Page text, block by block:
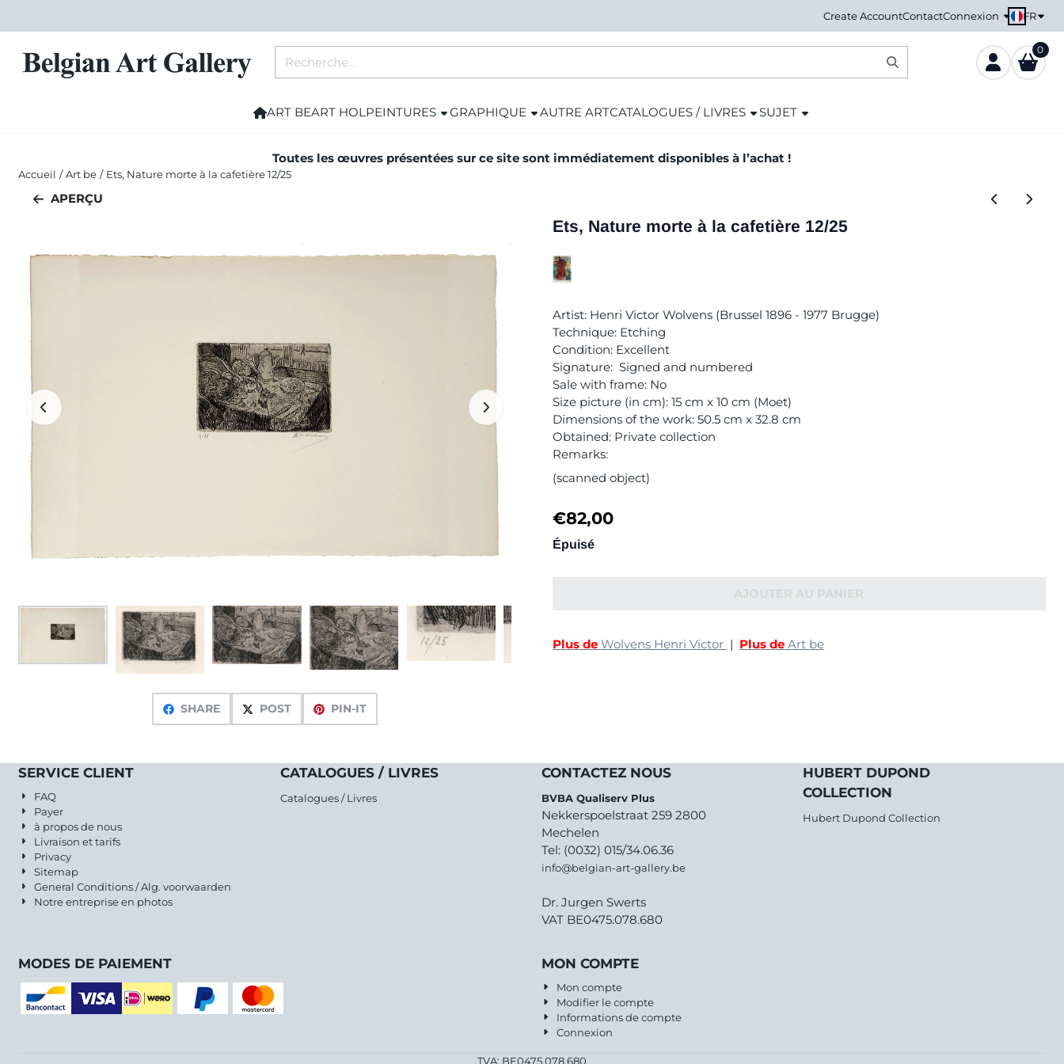
Create AccountContactConnexion FR
0
ART BEART HOLPEINTURES GRAPHIQUE AUTRE ARTCATALOGUES / LIVRES SUJET
Toutes les œuvres présentées sur ce site sont immédiatement disponibles à l’achat !
Accueil / Art be / Ets, Nature morte à la cafetière 12/25
APERÇU
SHARE POST PIN-IT
Ets, Nature morte à la cafetière 12/25
Artist: Henri Victor Wolvens (Brussel 1896 - 1977 Brugge)
Technique: Etching
Condition: Excellent
Signature: Signed and numbered
Sale with frame: No
Size picture (in cm): 15 cm x 10 cm (Moet)
Dimensions of the work: 50.5 cm x 32.8 cm
Obtained: Private collection
Remarks:
(scanned object)
€82,00
Épuisé
Plus de Wolvens Henri Victor | Plus de Art be
SERVICE CLIENT
FAQ
Payer
à propos de nous
Livraison et tarifs
Privacy
Sitemap
General Conditions / Alg. voorwaarden
Notre entreprise en photos
CATALOGUES / LIVRES
Catalogues / Livres
CONTACTEZ NOUS
BVBA Qualiserv Plus
Nekkerspoelstraat 259 2800
Mechelen
Tel: (0032) 015/34.06.36
info@belgian-art-gallery.be
Dr. Jurgen Swerts
VAT BE0475.078.680
HUBERT DUPOND
COLLECTION
Hubert Dupond Collection
MODES DE PAIEMENT MON COMPTE
Mon compte
Modifier le compte
Informations de compte
Connexion
TVA: BE0475.078.680